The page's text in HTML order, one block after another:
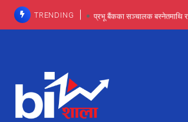
TRENDING प्रभू बैंकका सञ्चालक बस्नेतमाथि
प्रभू बैंकमा सेञ्चुरीबाट आएका
प्रभु बैंकको
प्रभु बैंकमा रमिता :